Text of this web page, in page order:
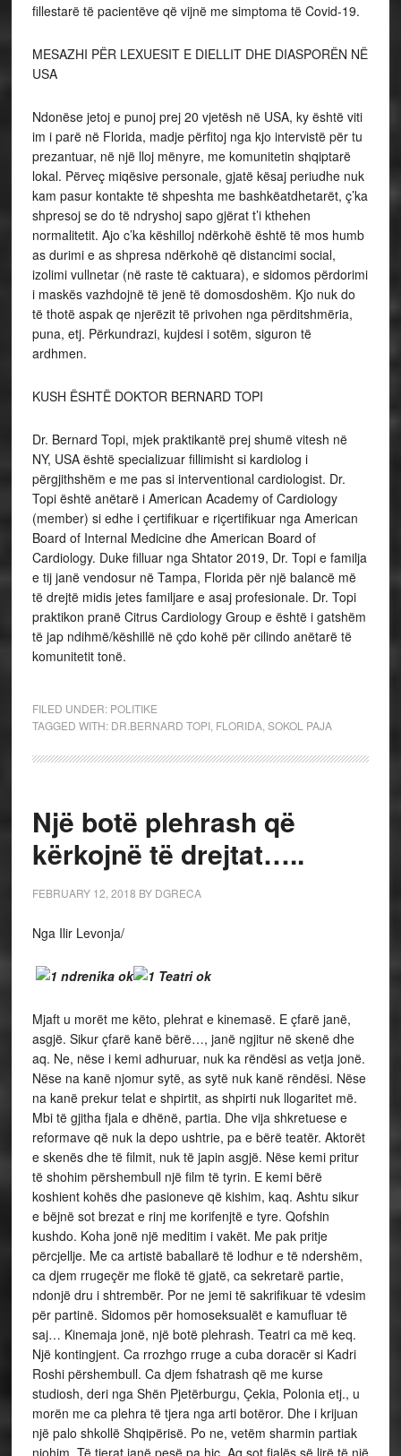
fillestarë të pacientëve që vijnë me simptoma të Covid-19.
MESAZHI PËR LEXUESIT E DIELLIT DHE DIASPORËN NË
USA
Ndonëse jetoj e punoj prej 20 vjetësh në USA, ky është viti
im i parë në Florida, madje përfitoj nga kjo intervistë për tu
prezantuar, në një lloj mënyre, me komunitetin shqiptarë
lokal. Përveç miqësive personale, gjatë kësaj periudhe nuk
kam pasur kontakte të shpeshta me bashkëatdhetarët, ç’ka
shpresoj se do të ndryshoj sapo gjërat t’i kthehen
normalitetit. Ajo c’ka këshilloj ndërkohë është të mos humb
as durimi e as shpresa ndërkohë që distancimi social,
izolimi vullnetar (në raste të caktuara), e sidomos përdorimi
i maskës vazhdojnë të jenë të domosdoshëm. Kjo nuk do
të thotë aspak qe njerëzit të privohen nga përditshmëria,
puna, etj. Përkundrazi, kujdesi i sotëm, siguron të
ardhmen.
KUSH ËSHTË DOKTOR BERNARD TOPI
Dr. Bernard Topi, mjek praktikantë prej shumë vitesh në
NY, USA është specializuar fillimisht si kardiolog i
përgjithshëm e me pas si interventional cardiologist. Dr.
Topi është anëtarë i American Academy of Cardiology
(member) si edhe i çertifikuar e riçertifikuar nga American
Board of Internal Medicine dhe American Board of
Cardiology. Duke filluar nga Shtator 2019, Dr. Topi e familja
e tij janë vendosur në Tampa, Florida për një balancë më
të drejtë midis jetes familjare e asaj profesionale. Dr. Topi
praktikon pranë Citrus Cardiology Group e është i gatshëm
të jap ndihmë/këshillë në çdo kohë për cilindo anëtarë të
komunitetit tonë.
FILED UNDER: POLITIKE
TAGGED WITH: DR.BERNARD TOPI, FLORIDA, SOKOL PAJA
Një botë plehrash që
kërkojnë të drejtat…..
FEBRUARY 12, 2018 BY DGRECA
Nga Ilir Levonja/
Mjaft u morët me këto, plehrat e kinemasë. E çfarë janë,
asgjë. Sikur çfarë kanë bërë…, janë ngjitur në skenë dhe
aq. Ne, nëse i kemi adhuruar, nuk ka rëndësi as vetja jonë.
Nëse na kanë njomur sytë, as sytë nuk kanë rëndësi. Nëse
na kanë prekur telat e shpirtit, as shpirti nuk llogaritet më.
Mbi të gjitha fjala e dhënë, partia. Dhe vija shkretuese e
reformave që nuk la depo ushtrie, pa e bërë teatër. Aktorët
e skenës dhe të filmit, nuk të japin asgjë. Nëse kemi pritur
të shohim përshembull një film të tyrin. E kemi bërë
koshient kohës dhe pasioneve që kishim, kaq. Ashtu sikur
e bëjnë sot brezat e rinj me korifenjtë e tyre. Qofshin
kushdo. Koha jonë një meditim i vakët. Me pak pritje
përcjellje. Me ca artistë baballarë të lodhur e të ndershëm,
ca djem rrugeçër me flokë të gjatë, ca sekretarë partie,
ndonjë dru i shtrembër. Por ne jemi të sakrifikuar të vdesim
për partinë. Sidomos për homoseksualët e kamufluar të
saj… Kinemaja jonë, një botë plehrash. Teatri ca më keq.
Një kontingjent. Ca rrozhgo rruge a cuba doracër si Kadri
Roshi përshembull. Ca djem fshatrash që me kurse
studiosh, deri nga Shën Pjetërburgu, Çekia, Polonia etj., u
morën me ca plehra të tjera nga arti botëror. Dhe i krijuan
një palo shkollë Shqipërisë. Po ne, vetëm sharmin partiak